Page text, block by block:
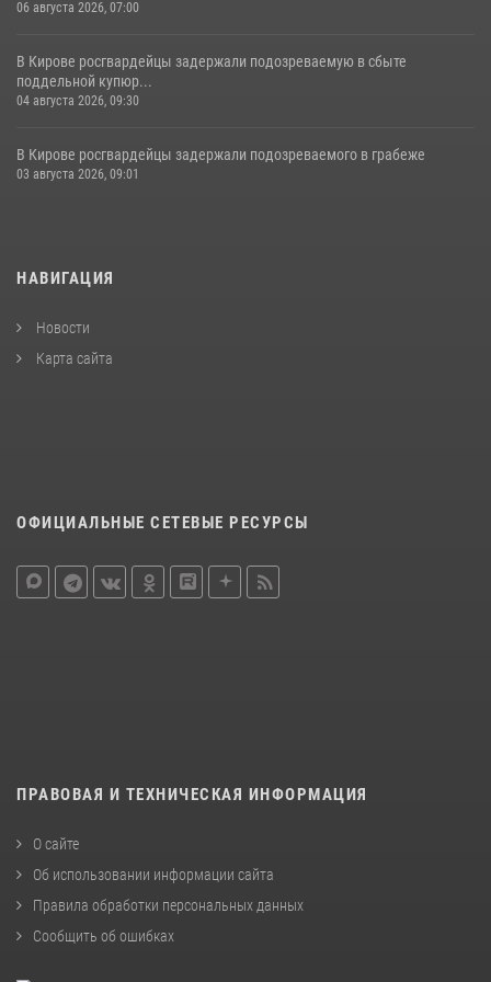
06 августа 2026, 07:00
В Кирове росгвардейцы задержали подозреваемую в сбыте
поддельной купюр...
04 августа 2026, 09:30
В Кирове росгвардейцы задержали подозреваемого в грабеже
03 августа 2026, 09:01
НАВИГАЦИЯ
Новости
Карта сайта
ОФИЦИАЛЬНЫЕ СЕТЕВЫЕ РЕСУРСЫ
ПРАВОВАЯ И ТЕХНИЧЕСКАЯ ИНФОРМАЦИЯ
О сайте
Об использовании информации сайта
Правила обработки персональных данных
Сообщить об ошибках